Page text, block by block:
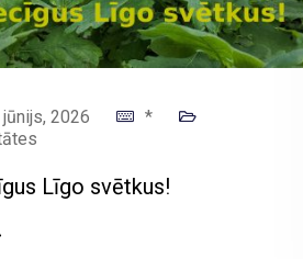
jūnijs, 2026
*
Līgo svētkus!